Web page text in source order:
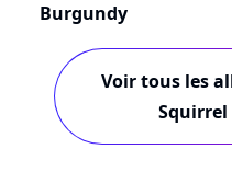
Burgundy
Voir tous les
Squirrel